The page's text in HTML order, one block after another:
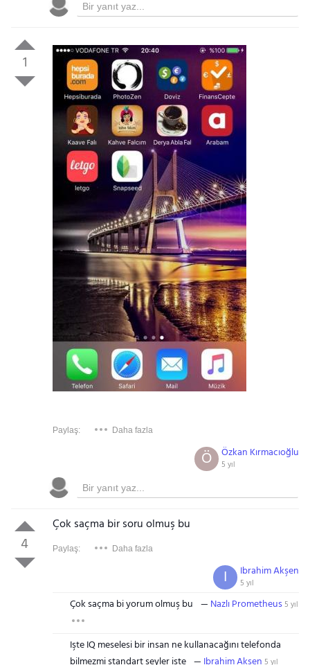
1
Paylaş: Daha fazla
Özkan Kırmacıoğlu
5 yıl
Ö
4
Çok saçma bir soru olmuş bu
Paylaş: Daha fazla
Ibrahim Akşen
5 yıl
I
Çok saçma bi yorum olmuş bu Nazlı Prometheus5 yıl
Işte IQ meselesi bir insan ne kullanacağını telefonda
5 yıl
Gezinti Menüsü